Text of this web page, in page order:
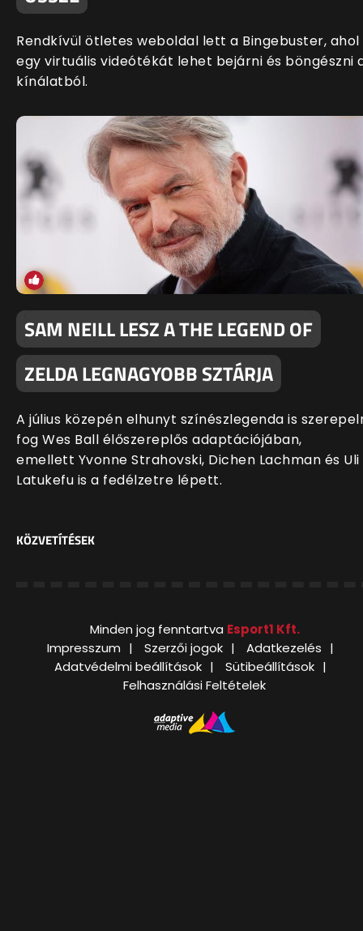
Rendkívül ötletes weboldal lett a Bingebuster, ahol
egy virtuális videótékát lehet bejárni és böngészni
kínálatból.
SAM NEILL LESZ A THE LEGEND OF
ZELDA LEGNAGYOBB SZTÁRJA
A július közepén elhunyt színészlegenda is
fog Wes Ball élőszereplős adaptációjában,
emellett Yvonne Strahovski, Dichen Lachman és Uli
Latukefu is a fedélzetre lépett.
KÖZVETÍTÉSEK
Minden jog fenntartva Esport1 Kft.
Impresszum
Szerzői jogok
Adatkezelés
Adatvédelmi beállítások
Sütibeállítások
Felhasználási Feltételek